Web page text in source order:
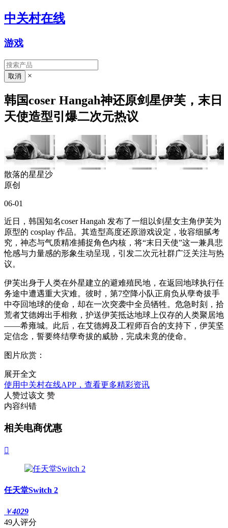
中关村在线
游戏
×
韩国coser Hangah神还原剑星伊芙，末日
天使造型引爆二次元热议
散落的星星沙
原创
06-01
近日，韩国知名coser Hangah 发布了一组以剑星女主角伊芙为
原型的 cosplay 作品。其造型高度还原游戏设定，妆容细腻考
究，神态与气质精准捕捉角色内核，将“末日天使”这一兼具悲
怆感与力量感的形象生动呈现，引发二次元社群广泛关注与热
议。
伊芙出身于人类在外星建立的避难殖民地，在返回地球执行任
务途中遭遇重大灾难。彼时，第7空降小队正肩负从孽奇拔手
中夺回地球的使命，却在一次突袭中全员牺牲。危急时刻，拾
荒者艾德姆出手相救，护送伊芙抵达地球上仅存的人类聚居地
——希雍城。此后，在艾德姆及工程师百合的支持下，伊芙坚
定信念，誓要终结孽奇拔的威胁，完成未竟的使命。
图片欣赏：
展开全文
使用中关村在线APP，查看更多精彩资讯
人赞过该文 赞
内容纠错
相关电商优惠

任天堂Switch 2
￥4029
49人评分